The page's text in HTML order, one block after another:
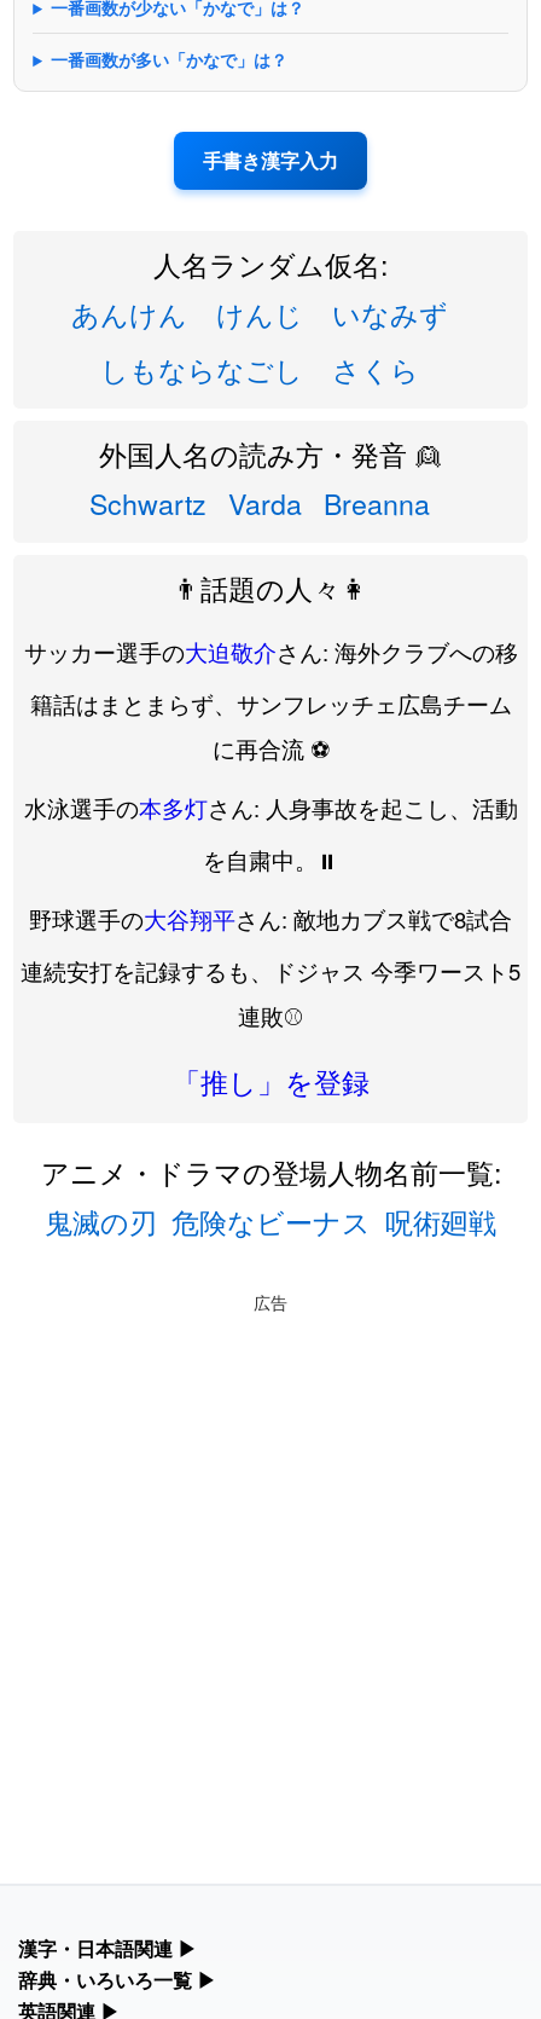
一番画数が少ない「かなで」は？
一番画数が多い「かなで」は？
手書き漢字入力
人名ランダム仮名:
あんけん
けんじ
いなみず
しもならなごし
さくら
外国人名の読み方・発音 👱
Schwartz Varda Breanna
👨話題の人々👩
サッカー選手の大迫敬介さん: 海外クラブへの移
籍話はまとまらず、サンフレッチェ広島チーム
に再合流 ⚽️
水泳選手の本多灯さん: 人身事故を起こし、活動
を自粛中。⏸️
野球選手の大谷翔平さん: 敵地カブス戦で8試合
連続安打を記録するも、ドジャス 今季ワースト5
連敗⚾️
「推し」を登録
アニメ・ドラマの登場人物名前一覧:
鬼滅の刃 危険なビーナス 呪術廻戦
広告
漢字・日本語関連 ▶
漢字の読み方検索、手書き入力、書き順練習など、日本語学習に
辞典・いろいろ一覧 ▶
部首・画数別の漢字一覧、熟語辞典、地名・駅名検索など、各種
英語関連 ▶